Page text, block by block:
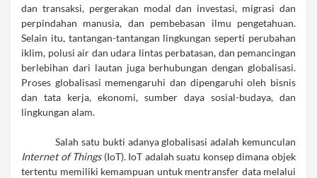
dan transaksi, pergerakan modal dan investasi, migrasi dan
perpindahan manusia, dan pembebasan ilmu pengetahuan.
Selain itu, tantangan-tantangan lingkungan seperti perubahan
iklim, polusi air dan udara lintas perbatasan, dan pemancingan
berlebihan dari lautan juga berhubungan dengan globalisasi.
Proses globalisasi memengaruhi dan dipengaruhi oleh bisnis
dan tata kerja, ekonomi, sumber daya sosial-budaya, dan
lingkungan alam.
Salah satu bukti adanya globalisasi adalah kemunculan
Internet of Things (IoT). IoT adalah suatu konsep dimana objek
tertentu memiliki kemampuan untuk mentransfer data melalui